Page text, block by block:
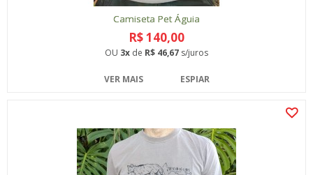
Camiseta Pet Águia
R$ 140,00
OU 3x de R$ 46,67 s/juros
VER MAIS ESPIAR